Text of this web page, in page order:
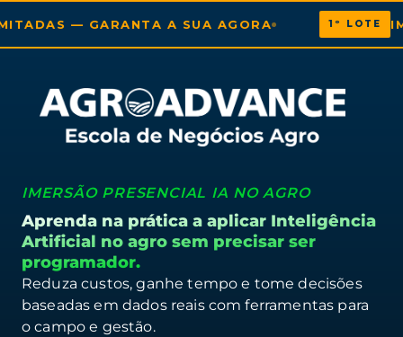
A SUA AGORA 1º LOTE IMERSÃO IA
IMERSÃO PRESENCIAL IA NO AGRO
Aprenda na prática a aplicar Inteligência
Artificial no agro sem precisar ser
programador.
Reduza custos, ganhe tempo e tome decisões
baseadas em dados reais com ferramentas para
o campo e gestão.